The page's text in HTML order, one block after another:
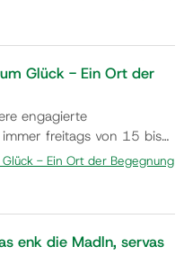
der Wetterlage z.B.
dazu ein, am
zu nehmen und
zu kommen.
und n…
Glück - Ein Ort der
engagierte
freitags von 15 bis
Mai bis Oktober
der Wetterlage z.B.
dazu ein, am
zu nehmen und
zu kommen.
und n…
- Ein Ort der Begegnung
enk die Madln, servas